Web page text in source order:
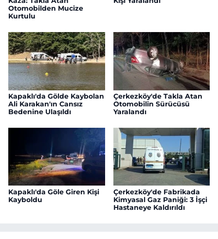
Otomobilden Mucize
Kurtulu
Kapaklı'da Gölde Kaybolan
Ali Karakan'ın Cansız
Bedenine Ulaşıldı
Çerkezköy'de Takla Atan
Otomobilin Sürücüsü
Yaralandı
Kapaklı'da Göle Giren Kişi
Kayboldu
Çerkezköy'de Fabrikada
Kimyasal Gaz Paniği: 3 İşçi
Hastaneye Kaldırıldı